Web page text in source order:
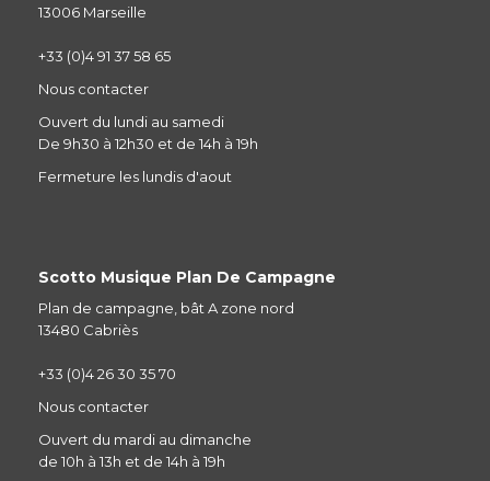
13006 Marseille
+33 (0)4 91 37 58 65
Nous contacter
Ouvert du lundi au samedi
De 9h30 à 12h30 et de 14h à 19h
Fermeture les lundis d'aout
Scotto Musique Plan De Campagne
Plan de campagne, bât A zone nord
13480 Cabriès
+33 (0)4 26 30 35 70
Nous contacter
Ouvert du mardi au dimanche
de 10h à 13h et de 14h à 19h